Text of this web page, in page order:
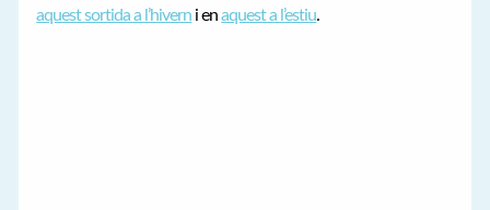
aquest sortida a l’hivern i enaquest a l’estiu.